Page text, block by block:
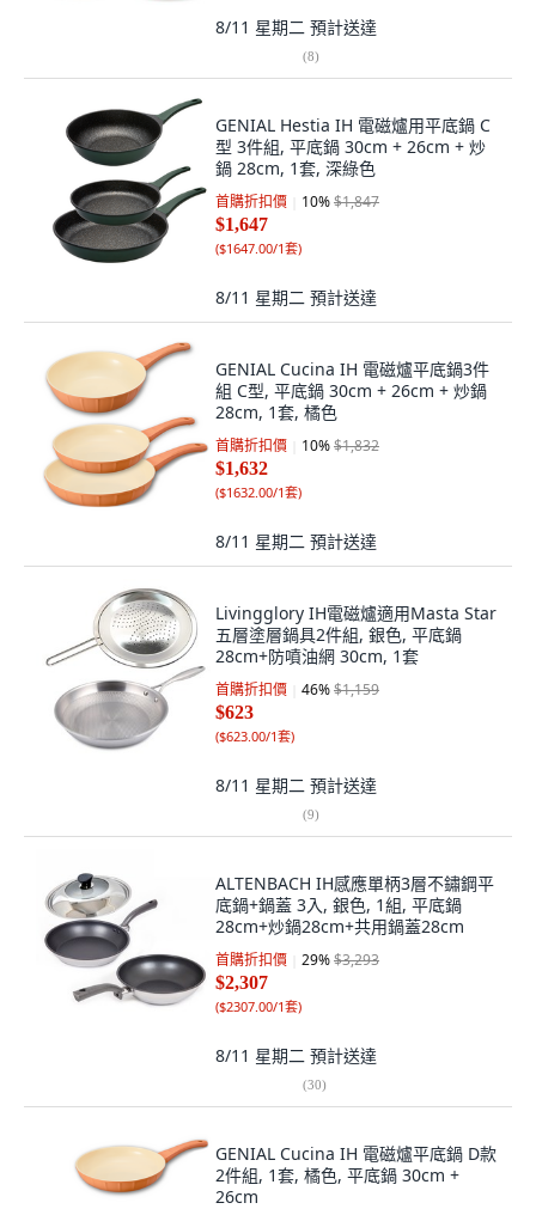
8/11 星期二 預計送達
(8)
GENIAL Hestia IH 電磁爐用平底鍋 C
型 3件組, 平底鍋 30cm + 26cm + 炒
鍋 28cm, 1套, 深綠色
首購折扣價 10%$1,847
$1,647
($1647.00/1套)
8/11 星期二 預計送達
GENIAL Cucina IH 電磁爐平底鍋3件
組 C型, 平底鍋 30cm + 26cm + 炒鍋
28cm, 1套, 橘色
首購折扣價 10%$1,832
$1,632
($1632.00/1套)
8/11 星期二 預計送達
Livingglory IH電磁爐適用Masta Star
五層塗層鍋具2件組, 銀色, 平底鍋
28cm+防噴油網 30cm, 1套
首購折扣價 46%$1,159
$623
($623.00/1套)
8/11 星期二 預計送達
(9)
ALTENBACH IH感應單柄3層不鏽鋼平
底鍋+鍋蓋 3入, 銀色, 1組, 平底鍋
28cm+炒鍋28cm+共用鍋蓋28cm
首購折扣價 29%$3,293
$2,307
($2307.00/1套)
8/11 星期二 預計送達
(30)
GENIAL Cucina IH 電磁爐平底鍋 D款
2件組, 1套, 橘色, 平底鍋 30cm +
26cm